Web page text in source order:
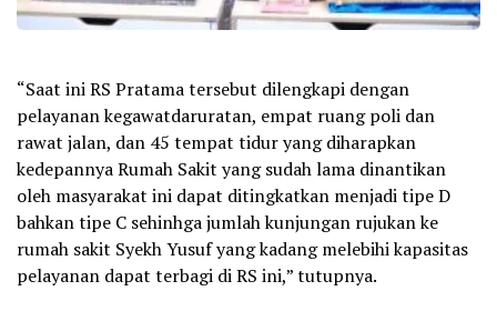
“Saat ini RS Pratama tersebut dilengkapi dengan
pelayanan kegawatdaruratan, empat ruang poli dan
rawat jalan, dan 45 tempat tidur yang diharapkan
kedepannya Rumah Sakit yang sudah lama dinantikan
oleh masyarakat ini dapat ditingkatkan menjadi tipe D
bahkan tipe C sehinhga jumlah kunjungan rujukan ke
rumah sakit Syekh Yusuf yang kadang melebihi kapasitas
pelayanan dapat terbagi di RS ini,” tutupnya.